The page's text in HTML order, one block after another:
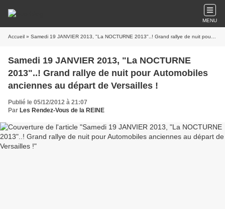
MENU
Accueil » Samedi 19 JANVIER 2013, "La NOCTURNE 2013"..! Grand rallye de nuit pour Automobiles anciennes au départ de Versailles !
Samedi 19 JANVIER 2013, "La NOCTURNE
2013"..! Grand rallye de nuit pour Automobiles
anciennes au départ de Versailles !
Publié le 05/12/2012 à 21:07
Par Les Rendez-Vous de la REINE